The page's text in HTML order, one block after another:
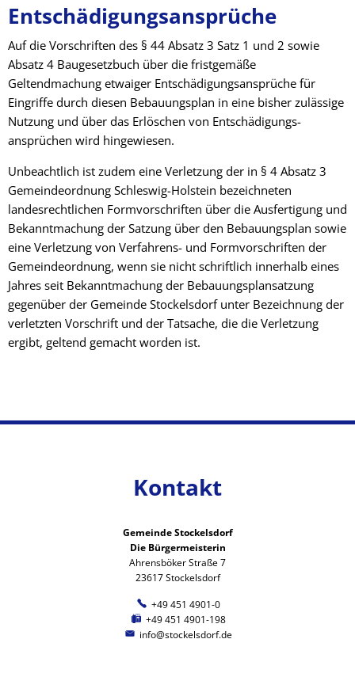
Entschädigungsansprüche
Auf die Vorschriften des § 44 Absatz 3 Satz 1 und 2 sowie
Absatz 4 Baugesetzbuch über die frist­gemäße
Geltendmachung etwaiger Entschädigungsansprüche für
Eingriffe durch diesen Bebauungsplan in eine bisher zulässige
Nutzung und über das Erlöschen von Entschädigungs­
ansprüchen wird hingewiesen.
Unbeachtlich ist zudem eine Verletzung der in § 4 Absatz 3
Gemeindeordnung Schleswig-Holstein bezeichneten
landesrechtlichen Formvorschriften über die Ausfertigung und
Bekanntmachung der Satzung über den Bebauungsplan sowie
eine Verletzung von Verfahrens- und Formvorschriften der
Gemein­deordnung, wenn sie nicht schriftlich innerhalb eines
Jahres seit Bekanntmachung der Bebauungsplansatzung
gegenüber der Gemeinde Stockelsdorf unter Bezeichnung der
verletzten Vorschrift und der Tatsache, die die Verletzung
ergibt, geltend gemacht worden ist.
Kontakt
Gemeinde Stockelsdorf
Die Bürgermeisterin
Ahrensböker Straße 7
23617 Stockelsdorf
+49 451 4901-0
+49 451 4901-198
info@stockelsdorf.de